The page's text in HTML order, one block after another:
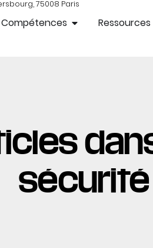
75008 Paris
Compétences Ressources
sécurité